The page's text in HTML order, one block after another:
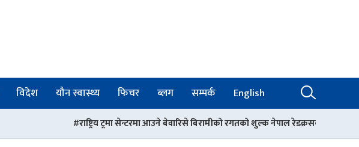
विदेश यौन स्वास्थ्य फिचर ब्लग सम्पर्क English
राष्ट्रिय ट्रमा सेन्टरमा आउने बेवारिसे बिरामीको रगतको शुल्क नेपाल रेडक्रसको काठमाडौँ जिल्ला शाखाले बेहोर्ने